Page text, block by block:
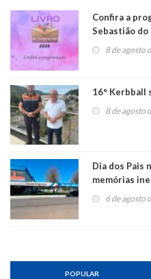
Confira a
Sebastião do
8 de agosto
16° Kerbball
8 de agosto
Dia dos Pais
memórias
6 de agosto
POPULAR